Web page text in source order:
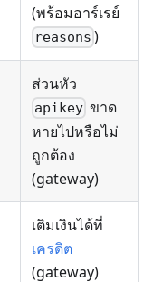
(พร้อมอาร์เรย์
reasons )
ส่วนหัว
apikey ขาด
หายไปหรือไม่
ถูกต้อง
(gateway)
เติมเงินได้ที่
เครดิต
(gateway)